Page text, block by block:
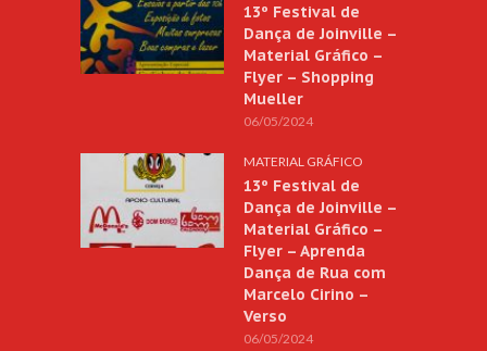
13º Festival de
Dança de Joinville –
Material Gráfico –
Flyer – Shopping
Mueller
06/05/2024
MATERIAL GRÁFICO
13º Festival de
Dança de Joinville –
Material Gráfico –
Flyer – Aprenda
Dança de Rua com
Marcelo Cirino –
Verso
06/05/2024